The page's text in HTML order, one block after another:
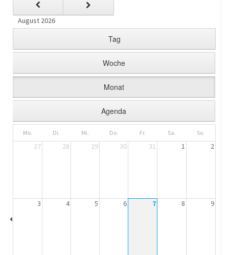
August 2026
Tag
Woche
Monat
Agenda
Mo. Di. Mi. Do. Fr. Sa. So.
27 28 29 30 31 1 2
3 4 5 6 7 8 9